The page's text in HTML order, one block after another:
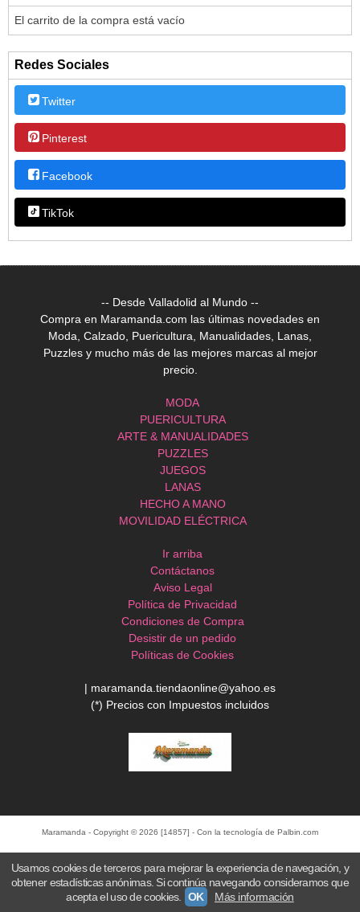
El carrito de la compra está vacío
Redes Sociales
Twitter
Pinterest
Facebook
TikTok
-- Desde Valladolid al Mundo --
Compra en Maramanda.com las últimas novedades en
Moda, Calzado, Puericultura, Manualidades, Lanas,
Puzzles y mucho más de las mejores marcas al mejor
precio.
MODA
PUERICULTURA
ARTE & MANUALIDADES
PUZZLES
JUEGOS
LANAS
HECHO A MANO
MOVILIDAD ELÉCTRICA
Ir arriba
Contáctanos
Aviso Legal
Política de Privacidad
Condiciones de Compra
Desistir de un pedido
Políticas de Cookies
| maramanda.tiendaonline@yahoo.es
(*) Precios con Impuestos incluidos
Maramanda - Copyright © 2026 [14857] - Con la tecnología de Palbin.com
Usamos cookies de terceros para mejorar la experiencia de navegación, y
obtener estadísticas anónimas. Si continúa navegando consideramos que
acepta el uso de cookies.
OK Más información